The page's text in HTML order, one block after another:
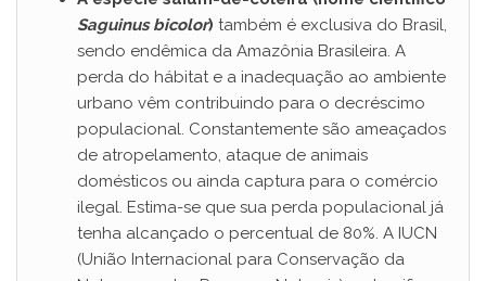
Saguinus bicolor) também é exclusiva do Brasil,
sendo endêmica da Amazônia Brasileira. A
perda do hábitat e a inadequação ao ambiente
urbano vêm contribuindo para o decréscimo
populacional. Constantemente são ameaçados
de atropelamento, ataque de animais
domésticos ou ainda captura para o comércio
ilegal. Estima-se que sua perda populacional já
tenha alcançado o percentual de 80%. A IUCN
(União Internacional para Conservação da